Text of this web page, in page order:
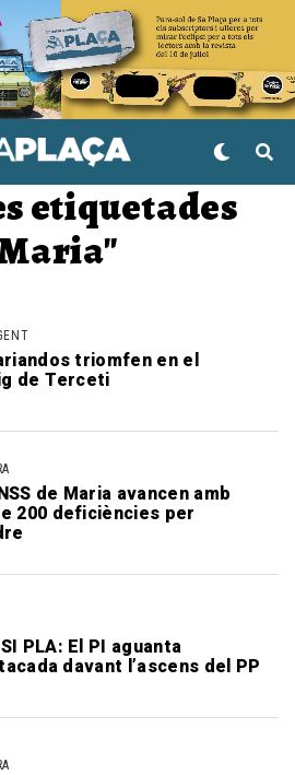
etiquetades
triomfen en el
de Terceti
de Maria avancen amb
200 deficiències per
PLA: El PI aguanta
davant l’ascens del PP